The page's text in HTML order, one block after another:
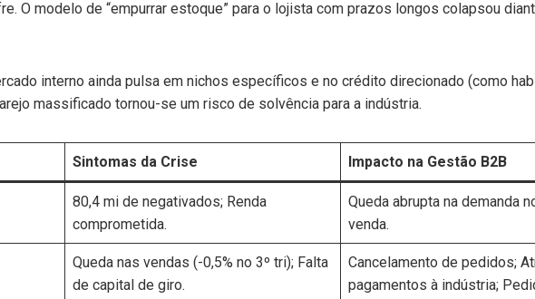
O modelo de “empurrar estoque” para o lojista com prazos longos colapsou
interno ainda pulsa em nichos específicos e no crédito direcionado (como
massificado tornou-se um risco de solvência para a indústria.
Sintomas da Crise Impacto na Gestão B2B
80,4 mi de negativados; Renda
comprometida.
Queda abrupta na demanda
venda.
Queda nas vendas (-0,5% no 3º tri); Falta
de capital de giro.
Cancelamento de pedidos;
pagamentos à indústria;